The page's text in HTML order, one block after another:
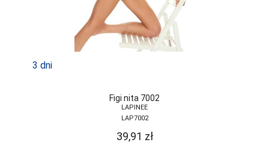
3 dni
Figi nita 7002
LAPINEE
LAP7002
39,91 zł